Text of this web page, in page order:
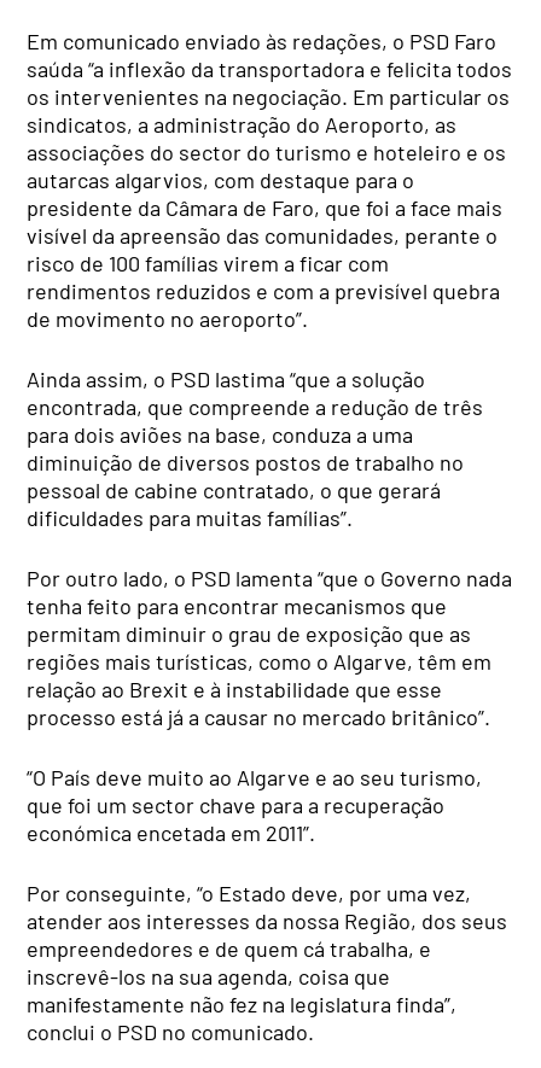
Em comunicado enviado às redações, o PSD Faro
saúda “a inflexão da transportadora e felicita todos
os intervenientes na negociação. Em particular os
sindicatos, a administração do Aeroporto, as
associações do sector do turismo e hoteleiro e os
autarcas algarvios, com destaque para o
presidente da Câmara de Faro, que foi a face mais
visível da apreensão das comunidades, perante o
risco de 100 famílias virem a ficar com
rendimentos reduzidos e com a previsível quebra
de movimento no aeroporto”.
Ainda assim, o PSD lastima “que a solução
encontrada, que compreende a redução de três
para dois aviões na base, conduza a uma
diminuição de diversos postos de trabalho no
pessoal de cabine contratado, o que gerará
dificuldades para muitas famílias”.
Por outro lado, o PSD lamenta “que o Governo nada
tenha feito para encontrar mecanismos que
permitam diminuir o grau de exposição que as
regiões mais turísticas, como o Algarve, têm em
relação ao Brexit e à instabilidade que esse
processo está já a causar no mercado britânico”.
“O País deve muito ao Algarve e ao seu turismo,
que foi um sector chave para a recuperação
económica encetada em 2011”.
Por conseguinte, “o Estado deve, por uma vez,
atender aos interesses da nossa Região, dos seus
empreendedores e de quem cá trabalha, e
inscrevê-los na sua agenda, coisa que
manifestamente não fez na legislatura finda”,
conclui o PSD no comunicado.